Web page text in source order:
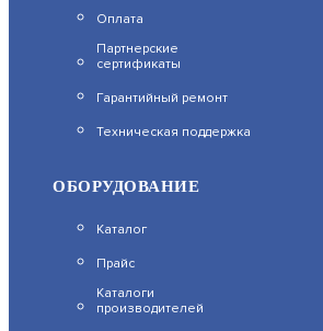
ПРОФЕССИОНАЛЬНАЯ ВИДЕОКАМЕРА
АРТИКУЛ: УТ000070577
23 082.4
F-IC-1446CM(2.8MM)
Оплата
Партнерские
сертификаты
Гарантийный ремонт
Техническая поддержка
ОБОРУДОВАНИЕ
Каталог
Прайс
Каталоги
производителей